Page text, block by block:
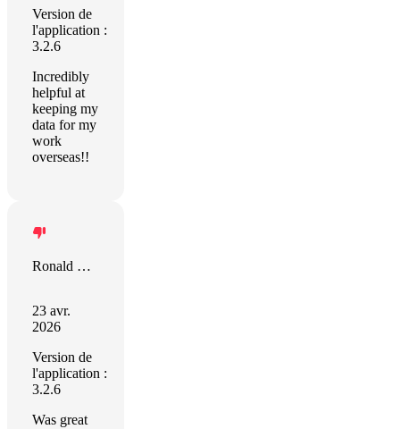
Version de
l'application :
3.2.6
Incredibly
helpful at
keeping my
data for my
work
overseas!!
Ronald Rump
23 avr.
2026
Version de
l'application :
3.2.6
Was great